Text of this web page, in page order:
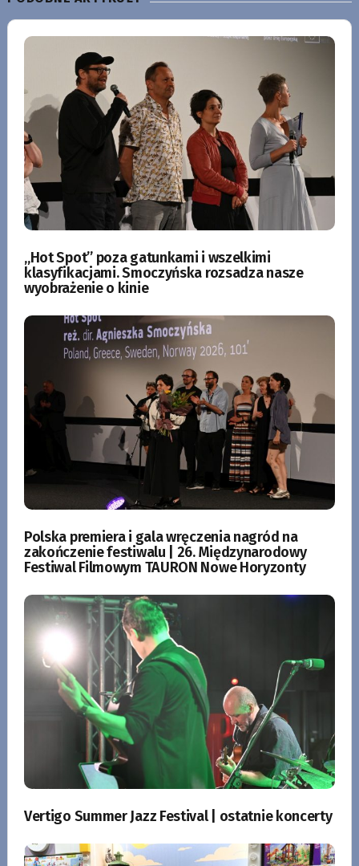
„Hot Spot” poza gatunkami i wszelkimi
klasyfikacjami. Smoczyńska rozsadza nasze
wyobrażenie o kinie
Polska premiera i gala wręczenia nagród na
zakończenie festiwalu | 26. Międzynarodowy
Festiwal Filmowym TAURON Nowe Horyzonty
Vertigo Summer Jazz Festival | ostatnie koncerty